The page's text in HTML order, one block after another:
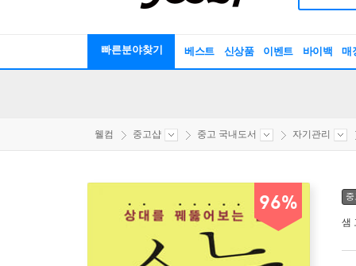
빠른분야찾기 베스트 신상품 이벤트 바이백 매
웰컴 중고샵 중고 국내도서 자기관리
96%
샘